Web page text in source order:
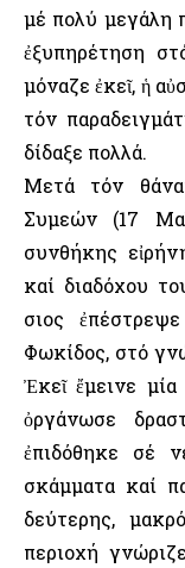
μέ πολύ μεγάλη
ἐξυπηρέτηση
μόναζε ἐκεῖ, ἡ
τόν
δίδαξε πολλά.
Μετά τόν
Συμεών (17
συνθήκης
καί διαδόχου
Ὅσιος
Φωκίδος, στό
Ἐκεῖ ἔμεινε
ὀργάνωσε
ἐπιδόθηκε σέ
σκάμματα καί
δεύτερης,
περιοχή